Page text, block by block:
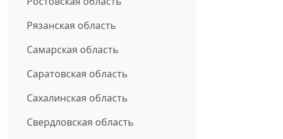
Рязанская область
Самарская область
Саратовская область
Сахалинская область
Свердловская область